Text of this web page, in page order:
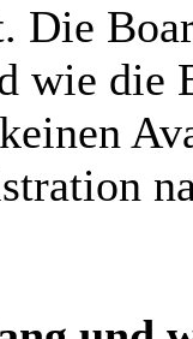
Die
wie die